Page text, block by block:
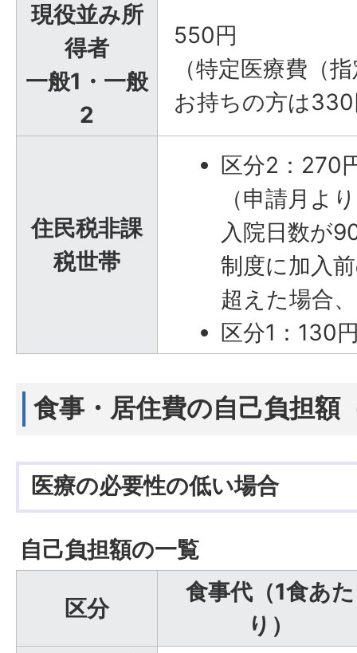
現役並み所
得者
一般1・一般
2
550円
（特定医療費（
お持ちの方は
住民税非課
税世帯
区分2：270
（申請月よ
入院日数が
制度に加入
超えた場合
区分1：130
食事・居住費の自己負担額
医療の必要性の低い場合
自己負担額の一覧
区分
食事代（1食あた
り）